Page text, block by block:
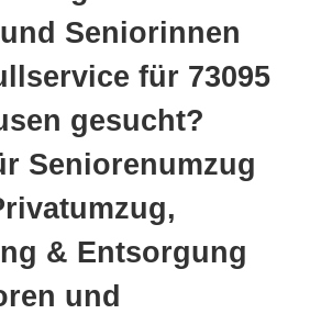
Seniorinnen
für 73095
gesucht?
Seniorenumzug
& Entsorgung
und